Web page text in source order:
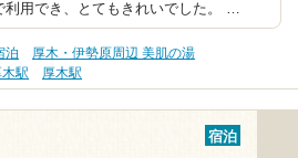
利用でき、とてもきれいでした。 …
泊
厚木・伊勢原周辺 美肌の湯
駅 厚木駅
宿泊